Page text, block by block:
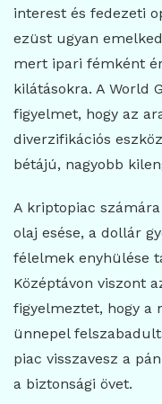
interest és fedezeti
ezüst ugyan
mert ipari fémként
kilátásokra. A World
figyelmet, hogy az
diverzifikációs
bétájú, nagyobb
A kriptopiac
olaj esése, a dollár
félelmek enyhülése
Középtávon viszont
figyelmeztet, hogy a
ünnepel
piac visszavesz a
a biztonsági övet.